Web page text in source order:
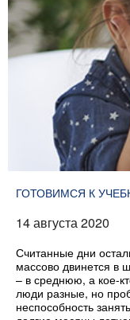
ГОТОВИМСЯ К
14 августа 2020
Считанные дни
массово двинется в
– в среднюю, а кое-
люди разные, но
неспособность